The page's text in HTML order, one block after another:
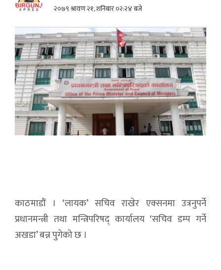
२०७९ श्रावण २१, शनिबार ०२:२४ बजे
काठमाडौं । ‘लायक’ सचिव राखेर एक्सनमा उत्रनुपर्ने
प्रधानमन्त्री तथा मन्त्रिपरिषद् कार्यालय ‘सचिव डम्प गर्ने
अखडा’ बन्न पुगेको छ ।